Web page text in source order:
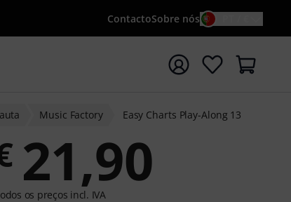
ContactoSobre nós
com o termo de pesquisa {searchTerm}
Music Factory Easy Charts Play-Along 13
21,90
os preços incl. IVA